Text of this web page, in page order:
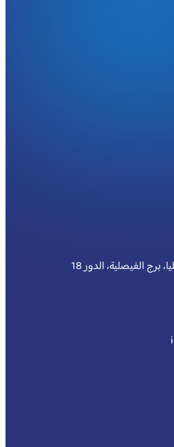
برج الفيصلية، الدور 18